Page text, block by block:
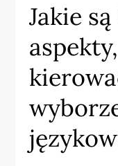
Jakie